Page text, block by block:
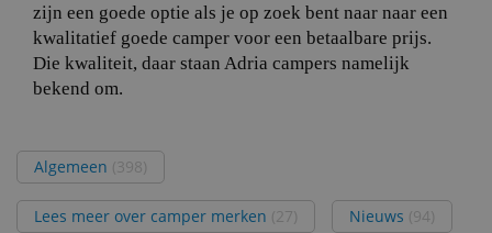
zijn een goede optie als je op zoek bent naar naar een
kwalitatief goede camper voor een betaalbare prijs.
Die kwaliteit, daar staan Adria campers namelijk
bekend om.
Algemeen (398)
Lees meer over camper merken (27) Nieuws (94)